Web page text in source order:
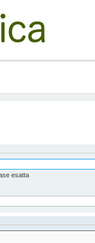
esatta